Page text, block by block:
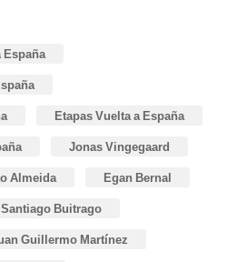
España
Etapas Vuelta a España
Jonas Vingegaard
Almeida Egan Bernal
Santiago Buitrago
Guillermo Martínez